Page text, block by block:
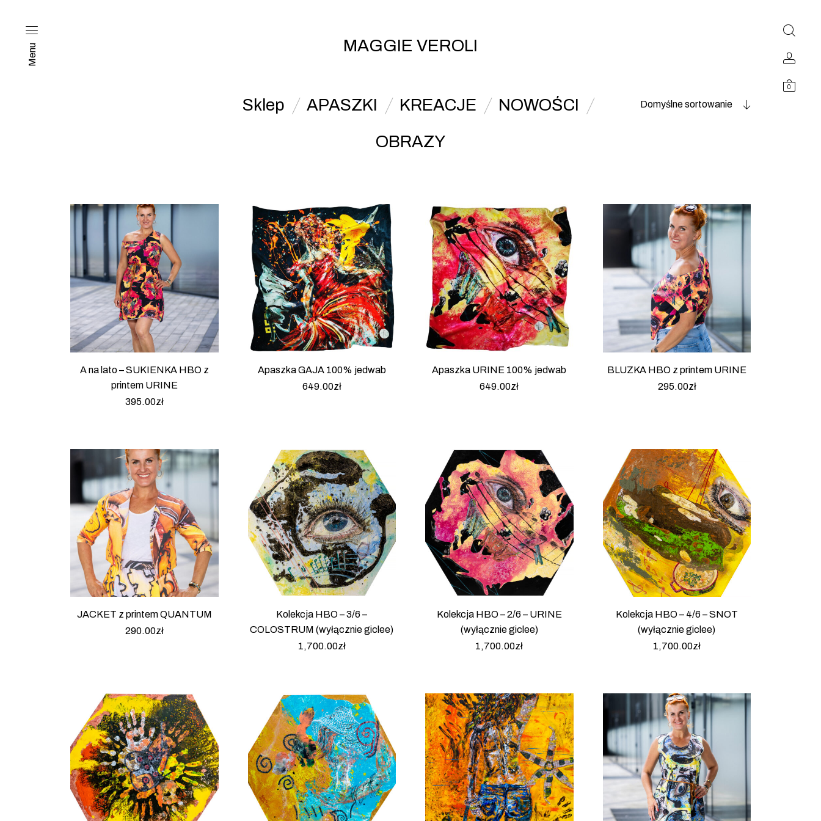
Menu MAGGIE VEROLI
0
Sklep APASZKI KREACJE
NOWOŚCI
OBRAZY
Domyślne sortowanie
A na lato – SUKIENKA HBO z
printem URINE
395.00zł
Apaszka GAJA 100% jedwab
649.00zł
Apaszka URINE 100% jedwab
649.00zł
BLUZKA HBO z printem URINE
295.00zł
JACKET z printem QUANTUM
290.00zł
Kolekcja HBO – 3/6 –
COLOSTRUM (wyłącznie giclee)
1,700.00zł
Kolekcja HBO – 2/6 – URINE
(wyłącznie giclee)
1,700.00zł
Kolekcja HBO – 4/6 – SNOT
(wyłącznie giclee)
1,700.00zł